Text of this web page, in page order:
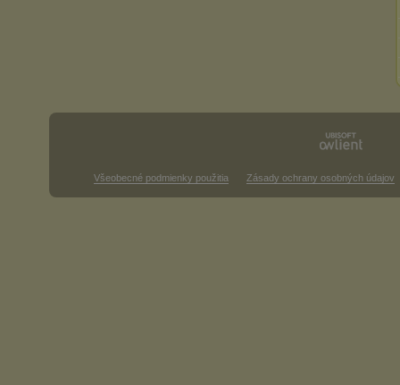
Všeobecné podmienky použitia Zásady ochrany osobných údajov